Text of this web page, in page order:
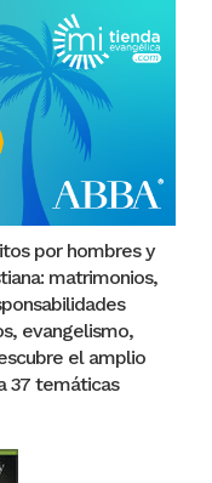
por hombres y
matrimonios,
evangelismo,
el amplio
37 temáticas